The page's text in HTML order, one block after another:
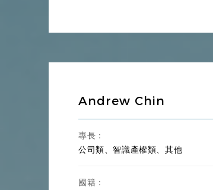
Andrew Chin
專長：
公司類、智識產權類、其他
國籍：